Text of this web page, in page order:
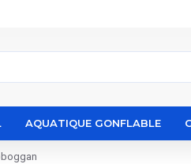
AQUATIQUE GONFLABLE